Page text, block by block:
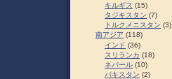
キルギス (15)
タジキスタン (7)
トルクメニスタン (3)
南アジア (118)
インド (36)
スリランカ (18)
ネパール (10)
パキスタン (2)